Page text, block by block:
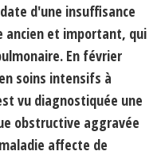
d'une insuffisance
ancien et important, qui
En février
soins intensifs à
vu diagnostiquée une
obstructive aggravée
affecte de